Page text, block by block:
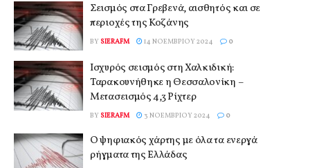
Σεισμός στα Γρεβενά, αισθητός και σε
περιοχές της Κοζάνης
BY SIERAFM 14 ΝΟΕΜΒΡΊΟΥ 2024 0
Ισχυρός σεισμός στη Χαλκιδική:
Ταρακουνήθηκε η Θεσσαλονίκη –
Μετασεισμός 4,3 Ρίχτερ
BY SIERAFM 3 ΝΟΕΜΒΡΊΟΥ 2024 0
Ο ψηφιακός χάρτης με όλα τα ενεργά
ρήγματα της Ελλάδας